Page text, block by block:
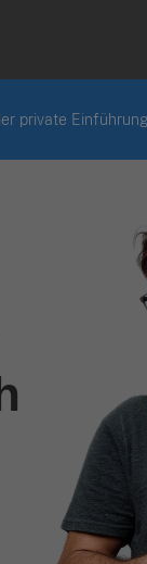
private